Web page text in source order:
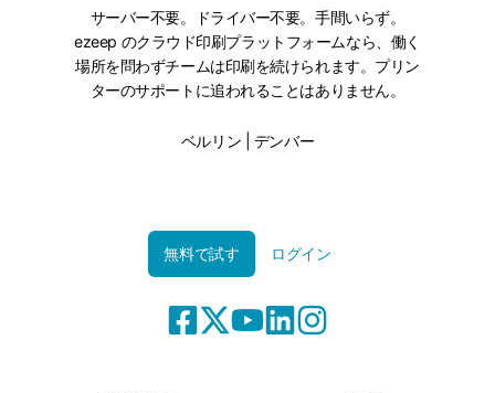
サーバー不要。ドライバー不要。手間いらず。
ezeep のクラウド印刷プラットフォームなら、働く
場所を問わずチームは印刷を続けられます。プリン
ターのサポートに追われることはありません。
ベルリン | デンバー
無料で試す ログイン